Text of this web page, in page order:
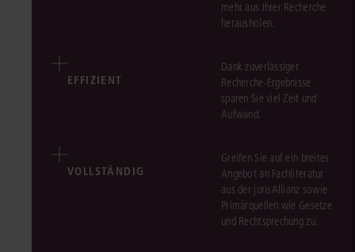
mehr aus Ihrer Recherche
herausholen.
EFFIZIENT
Dank zuverlässiger
Recherche-Ergebnisse
sparen Sie viel Zeit und
Aufwand.
VOLLSTÄNDIG
Greifen Sie auf ein breites
Angebot an Fachliteratur
aus der jurisAllianz sowie
Primärquellen wie Gesetze
und Rechtsprechung zu.